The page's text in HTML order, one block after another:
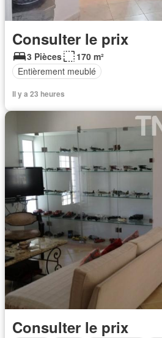
Consulter le prix
3 Pièces
170 m²
Entièrement meublé
Il y a 23 heures
Consulter le prix